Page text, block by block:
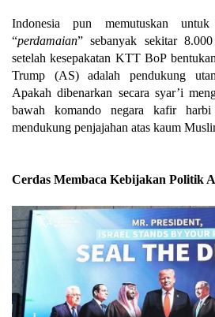
Indonesia pun memutuskan untuk
“perdamaian” sebanyak sekitar
setelah kesepakatan KTT BoP
Trump (AS) adalah pendukung
Apakah dibenarkan secara syar’i
bawah komando negara kafir
mendukung penjajahan atas kaum
Cerdas Membaca Kebijakan Politik